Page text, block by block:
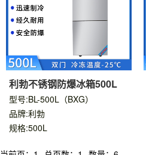
利勃不锈钢防爆冰箱500L
型号:BL-500L（BXG）
品牌:利勃
规格:500L